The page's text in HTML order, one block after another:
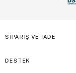
SİPARİŞ VE İADE
DESTEK